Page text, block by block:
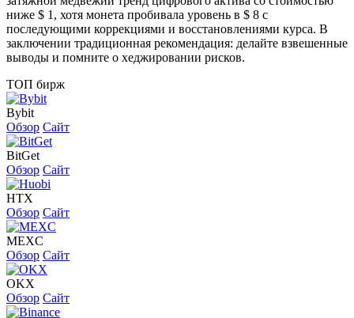
ниже $ 1, хотя монета пробивала уровень в $ 8 с
последующими коррекциями и восстановлениями курса. В
заключении традиционная рекомендация: делайте взвешенные
выводы и помните о хеджировании рисков.
ТОП бирж
Bybit
Обзор Сайт
BitGet
Обзор Сайт
HTX
Обзор Сайт
MEXC
Обзор Сайт
OKX
Обзор Сайт